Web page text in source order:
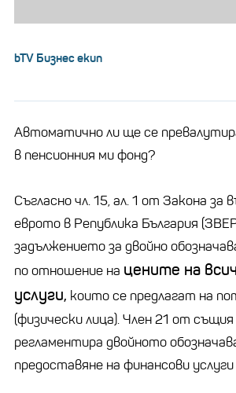
bTV Бизнес екип
Автоматично ли ще се
в пенсионния ми фонд?
Съгласно чл. 15, ал. 1 от Закона за
еврото в Република България
задължението за двойно
по отношение на цените на
услуги, които се предлагат на
(физически лица). Член 21 от същия
регламентира двойното
предоставяне на финансови